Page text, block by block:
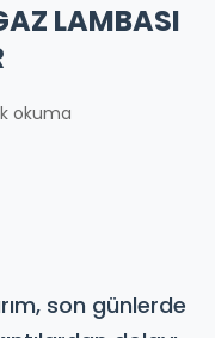
LAMBASI
okuma
son günlerde